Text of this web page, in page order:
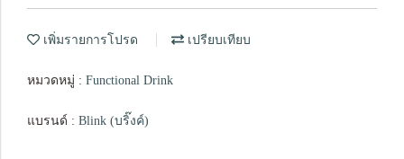
เพิ่มรายการโปรด เปรียบเทียบ
หมวดหมู่ : Functional Drink
แบรนด์ : Blink (บริ๊งค์)